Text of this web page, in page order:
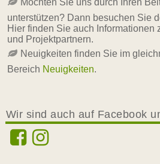
Möchten Sie uns durch Ihren
unterstützen? Dann besuchen Sie
Hier finden Sie auch Informationen
und Projektpartnern.
Neuigkeiten finden Sie im
Bereich Neuigkeiten.
Wir sind auch auf Facebook